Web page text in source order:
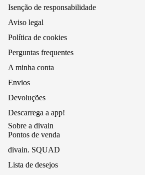
Isenção de responsabilidade
Aviso legal
Política de cookies
Perguntas frequentes
A minha conta
Envios
Devoluções
Descarrega a app!
Sobre a divain
Pontos de venda
divain. SQUAD
Lista de desejos